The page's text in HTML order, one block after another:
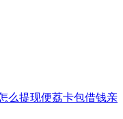
么提现便荔卡包借钱亲